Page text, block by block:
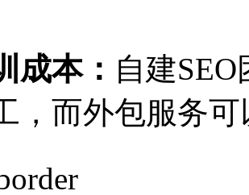
成本： 自建
，而外包服务